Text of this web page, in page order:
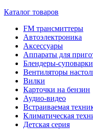
Каталог товаров
FM трансмиттеры
Автоэлектроника
Аксессуары
Аппараты для
Блендеры-суповарки
Вентиляторы
Вилки
Карточки на бензин
Аудио-видео
Встраиваемая
Климатическая
Детская серия